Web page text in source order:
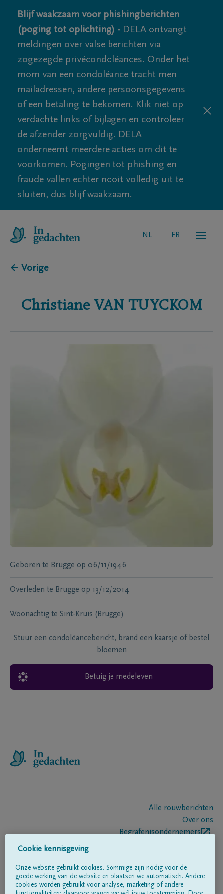
Blijf waakzaam voor phishingberichten
(poging tot oplichting) - DELA ontvangt
meldingen over valse berichten via
zogezegde privécondoléances. Onder het
mom van een condoléance tracht men
mailadressen, andere persoonsgegevens
of een betaling te bekomen. Klik niet op
verdachte links of bijlagen en controleer
de afzender zorgvuldig. DELA
onderneemt meerdere acties om dit te
voorkomen. Pogingen tot phishing en
fraude vallen echter nooit volledig uit te
sluiten, dus blijf waakzaam.
NL FR
← Vorige
Christiane VAN TUYCKOM
Geboren te Brugge op 06/11/1946
Overleden te Brugge op 13/12/2014
Woonachtig te Sint-Kruis (Brugge)
Stuur een condoléancebericht, brand een kaarsje of bestel
bloemen
Betuig je medeleven
Alle rouwberichten
Over ons
Begrafenisondernemers
Volg ons op
Cookie kennisgeving
Onze website gebruikt cookies. Sommige zijn nodig voor de
goede werking van de website en plaatsen we automatisch. Andere
cookies worden gebruikt voor analyse, marketing of andere